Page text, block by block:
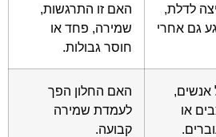
לדלת,
גם אחרי
האם זו התרגשות,
שמירה, פחד או
חוסר גבולות.
אנשים,
או
האם החלון הפך
לעמדת שמירה
קבועה.